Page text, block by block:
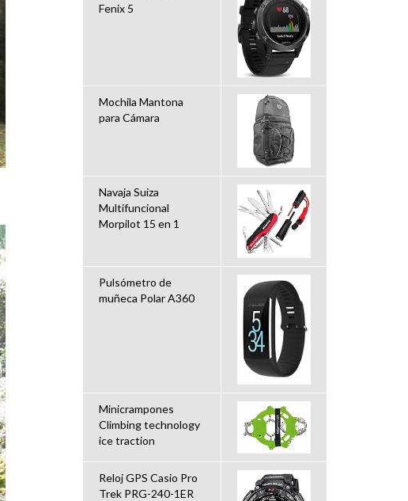
Fenix 5
Mochila Mantona
para Cámara
Navaja Suiza
Multifuncional
Morpilot 15 en 1
Pulsómetro de
muñeca Polar A360
Minicrampones
Climbing technology
ice traction
Reloj GPS Casio Pro
Trek PRG-240-1ER